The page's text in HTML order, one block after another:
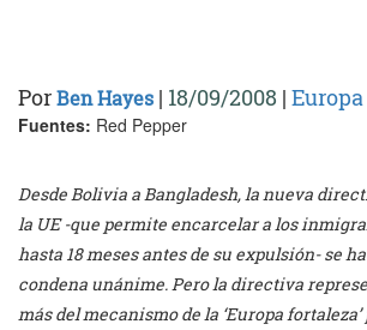
PorBen Hayes | 18/09/2008 | Europa
Fuentes: Red Pepper
Desde Bolivia a Bangladesh, la nueva
la UE -que permite encarcelar a los
hasta 18 meses antes de su expulsión- se
condena unánime. Pero la directiva
más del mecanismo de la ‘Europa